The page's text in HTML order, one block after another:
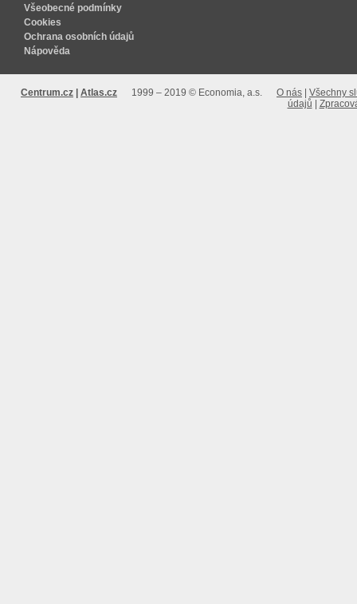
Všeobecné podmínky
Cookies
Ochrana osobních údajů
Nápověda
Centrum.cz Atlas.cz 1999 – 2019 © Economia, a.s. O nás
Všechny
údajů